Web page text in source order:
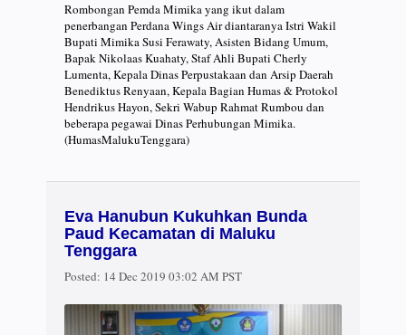
Rombongan Pemda Mimika yang ikut dalam
penerbangan Perdana Wings Air diantaranya Istri Wakil
Bupati Mimika Susi Ferawaty, Asisten Bidang Umum,
Bapak Nikolaas Kuahaty, Staf Ahli Bupati Cherly
Lumenta, Kepala Dinas Perpustakaan dan Arsip Daerah
Benediktus Renyaan, Kepala Bagian Humas & Protokol
Hendrikus Hayon, Sekri Wabup Rahmat Rumbou dan
beberapa pegawai Dinas Perhubungan Mimika.
(HumasMalukuTenggara)
Eva Hanubun Kukuhkan Bunda
Paud Kecamatan di Maluku
Tenggara
Posted: 14 Dec 2019 03:02 AM PST